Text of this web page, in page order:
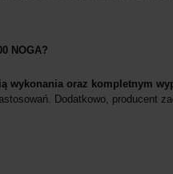
NOGA?
wykonania oraz kompletnym
Dodatkowo, producent